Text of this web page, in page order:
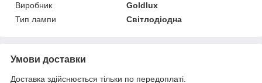
Виробник
Goldlux
Тип лампи
Світлодіодна
Умови доставки
Доставка здійснюється тільки по передоплаті.